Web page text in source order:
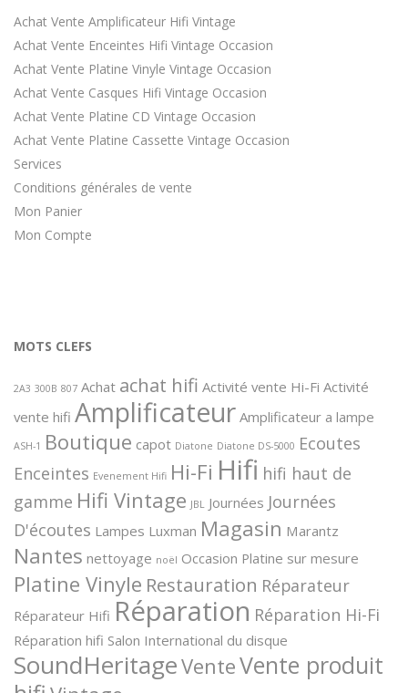
Achat Vente Amplificateur Hifi Vintage
Achat Vente Enceintes Hifi Vintage Occasion
Achat Vente Platine Vinyle Vintage Occasion
Achat Vente Casques Hifi Vintage Occasion
Achat Vente Platine CD Vintage Occasion
Achat Vente Platine Cassette Vintage Occasion
Services
Conditions générales de vente
Mon Panier
Mon Compte
MOTS CLEFS
2A3 300B 807 Achat achat hifi Activité vente Hi-Fi Activité
vente hifi Amplificateur Amplificateur a lampe
ASH-1 Boutique capot Diatone Diatone DS-5000 Ecoutes
Enceintes Evenement Hifi Hi-Fi Hifi hifi haut de
gamme Hifi Vintage JBL Journées Journées
D'écoutes Lampes Luxman Magasin Marantz
Nantes nettoyage noël Occasion Platine sur mesure
Platine Vinyle Restauration Réparateur
Réparateur Hifi Réparation Réparation Hi-Fi
Réparation hifi Salon International du disque
SoundHeritageVenteVente produit